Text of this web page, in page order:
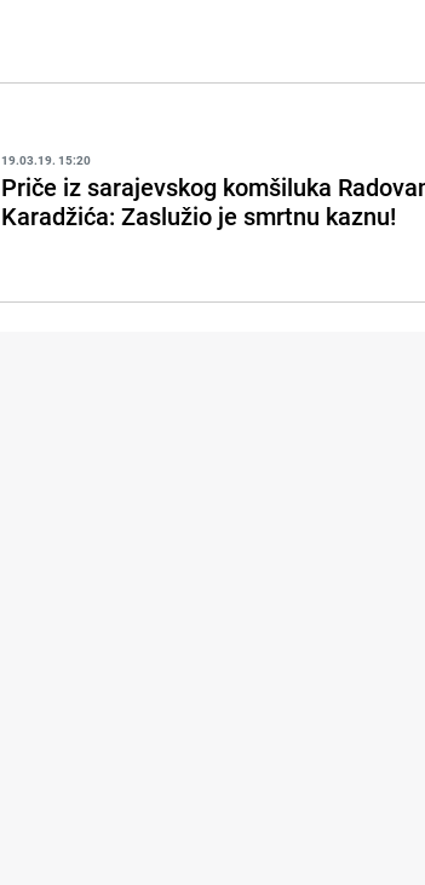
19.03.19. 15:20
Priče iz sarajevskog komšiluka
Karadžića: Zaslužio je smrtnu kaznu!